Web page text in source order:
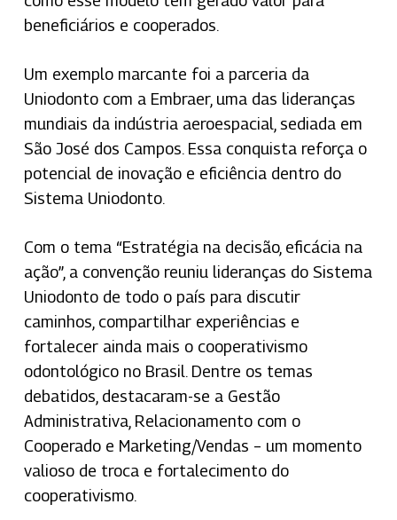
beneficiários e cooperados.
Um exemplo marcante foi a parceria da
Uniodonto com a Embraer, uma das lideranças
mundiais da indústria aeroespacial, sediada em
São José dos Campos. Essa conquista reforça o
potencial de inovação e eficiência dentro do
Sistema Uniodonto.
Com o tema “Estratégia na decisão, eficácia na
ação”, a convenção reuniu lideranças do Sistema
Uniodonto de todo o país para discutir
caminhos, compartilhar experiências e
fortalecer ainda mais o cooperativismo
odontológico no Brasil. Dentre os temas
debatidos, destacaram-se a Gestão
Administrativa, Relacionamento com o
Cooperado e Marketing/Vendas – um momento
valioso de troca e fortalecimento do
cooperativismo.